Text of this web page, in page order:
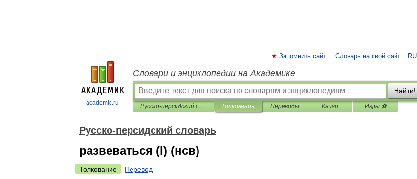
academic.ru
RU
Запомнить сайт Словарь на свой сайт
Словари и энциклопедии на Академике
Найти!
Русско-персидский словарь Толкования Переводы Книги Игры ⚽
Русско-персидский словарь
развеваться (I) (нсв)
Толкование
Перевод